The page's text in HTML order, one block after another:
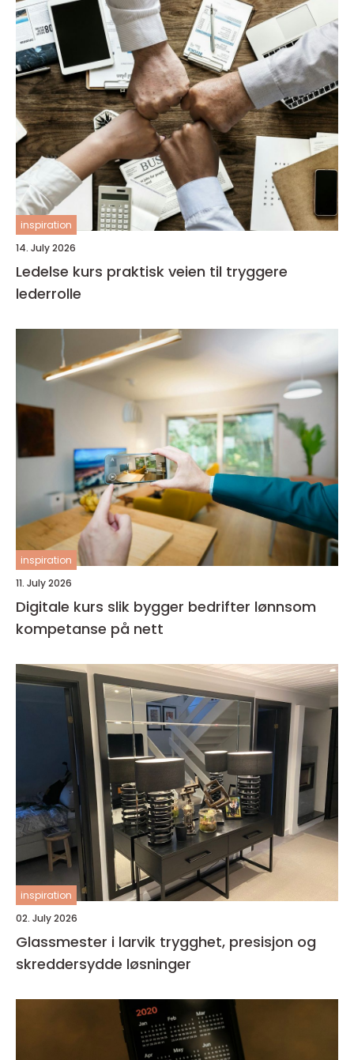
inspiration
14. July 2026
Ledelse kurs praktisk veien til tryggere
lederrolle
inspiration
11. July 2026
Digitale kurs slik bygger bedrifter lønnsom
kompetanse på nett
inspiration
02. July 2026
Glassmester i larvik trygghet, presisjon og
skreddersydde løsninger